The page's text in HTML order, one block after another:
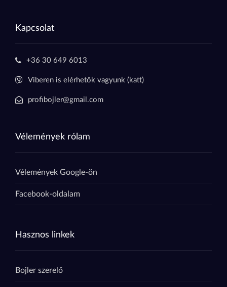
Kapcsolat
+36 30 649 6013
Viberen is elérhetők vagyunk (katt)
profibojler@gmail.com
Vélemények rólam
Vélemények Google-ön
Facebook-oldalam
Hasznos linkek
Bojler szerelő